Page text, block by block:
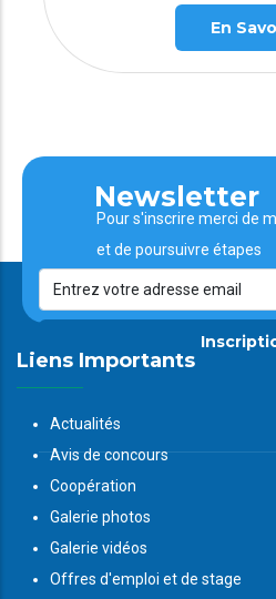
En
Newsletter
Pour s'inscrire merci de
et de poursuivre étapes
Liens Importants
Actualités
Avis de concours
Coopération
Galerie photos
Galerie vidéos
Offres d'emploi et de stage